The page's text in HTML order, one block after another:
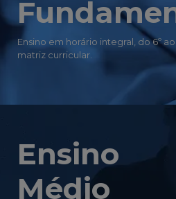
Ensino em horário integral, do 6º
matriz curricular.
Ensino
Médio